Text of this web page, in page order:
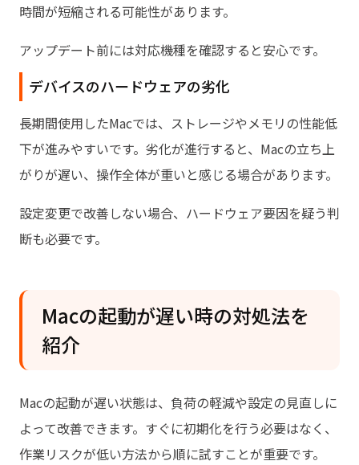
時間が短縮される可能性があります。
アップデート前には対応機種を確認すると安心です。
デバイスのハードウェアの劣化
長期間使用したMacでは、ストレージやメモリの性能低
下が進みやすいです。劣化が進行すると、Macの立ち上
がりが遅い、操作全体が重いと感じる場合があります。
設定変更で改善しない場合、ハードウェア要因を疑う判
断も必要です。
Macの起動が遅い時の対処法を
紹介
Macの起動が遅い状態は、負荷の軽減や設定の見直しに
よって改善できます。すぐに初期化を行う必要はなく、
作業リスクが低い方法から順に試すことが重要です。